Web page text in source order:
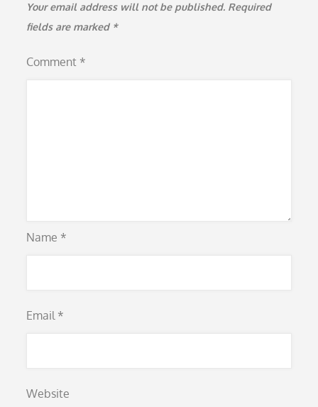
Your email address will not be published. Required
fields are marked *
Comment *
Name *
Email *
Website